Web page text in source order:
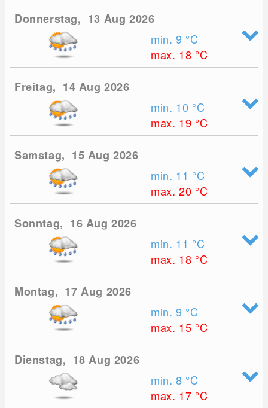
Donnerstag, 13 Aug 2026
min. 9 °C
max. 18 °C
Freitag, 14 Aug 2026
min. 10 °C
max. 19 °C
Samstag, 15 Aug 2026
min. 11 °C
max. 20 °C
Sonntag, 16 Aug 2026
min. 11 °C
max. 18 °C
Montag, 17 Aug 2026
min. 9 °C
max. 15 °C
Dienstag, 18 Aug 2026
min. 8 °C
max. 17 °C